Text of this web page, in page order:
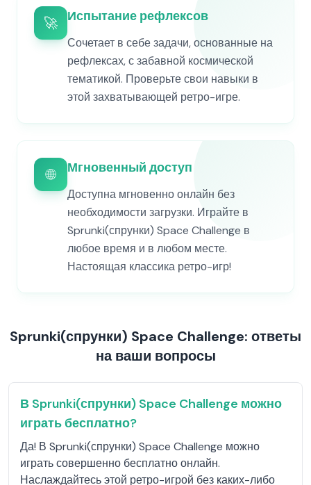
🚀 Испытание рефлексов
Сочетает в себе задачи, основанные на
рефлексах, с забавной космической
тематикой. Проверьте свои навыки в
этой захватывающей ретро-игре.
🌐 Мгновенный доступ
Доступна мгновенно онлайн без
необходимости загрузки. Играйте в
Sprunki(спрунки) Space Challenge в
любое время и в любом месте.
Настоящая классика ретро-игр!
Sprunki(спрунки) Space Challenge: ответы
на ваши вопросы
В Sprunki(спрунки) Space Challenge можно
играть бесплатно?
Да! В Sprunki(спрунки) Space Challenge можно
играть совершенно бесплатно онлайн.
Наслаждайтесь этой ретро-игрой без каких-либо